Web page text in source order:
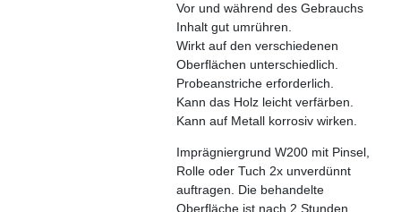
Vor und während des Gebrauchs
Inhalt gut umrühren.
Wirkt auf den verschiedenen
Oberflächen unterschiedlich.
Probeanstriche erforderlich.
Kann das Holz leicht verfärben.
Kann auf Metall korrosiv wirken.
Imprägniergrund W200 mit Pinsel,
Rolle oder Tuch 2x unverdünnt
auftragen. Die behandelte
Oberfläche ist nach 2 Stunden